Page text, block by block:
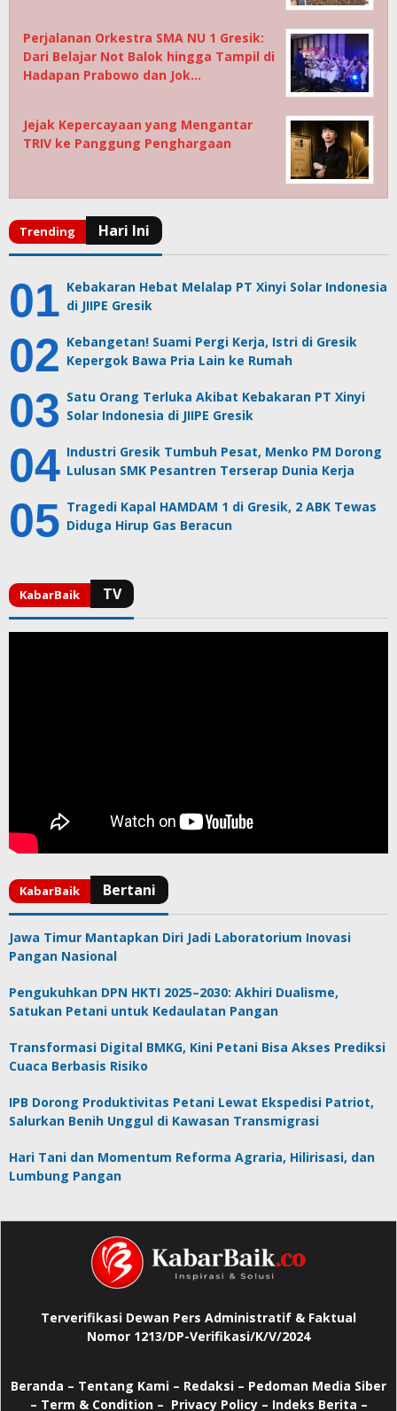
Perjalanan Orkestra SMA NU 1 Gresik:
Dari Belajar Not Balok hingga Tampil di
Hadapan Prabowo dan Jok…
Jejak Kepercayaan yang Mengantar
TRIV ke Panggung Penghargaan
Kebakaran Hebat Melalap PT Xinyi Solar Indonesia
di JIIPE Gresik
Kebangetan! Suami Pergi Kerja, Istri di Gresik
Kepergok Bawa Pria Lain ke Rumah
Satu Orang Terluka Akibat Kebakaran PT Xinyi
Solar Indonesia di JIIPE Gresik
Industri Gresik Tumbuh Pesat, Menko PM Dorong
Lulusan SMK Pesantren Terserap Dunia Kerja
Tragedi Kapal HAMDAM 1 di Gresik, 2 ABK Tewas
Diduga Hirup Gas Beracun
Jawa Timur Mantapkan Diri Jadi Laboratorium Inovasi
Pangan Nasional
Pengukuhkan DPN HKTI 2025–2030: Akhiri Dualisme,
Satukan Petani untuk Kedaulatan Pangan
Transformasi Digital BMKG, Kini Petani Bisa Akses Prediksi
Cuaca Berbasis Risiko
IPB Dorong Produktivitas Petani Lewat Ekspedisi Patriot,
Salurkan Benih Unggul di Kawasan Transmigrasi
Hari Tani dan Momentum Reforma Agraria, Hilirisasi, dan
Lumbung Pangan
Terverifikasi Dewan Pers Administratif & Faktual
Nomor 1213/DP-Verifikasi/K/V/2024
Beranda – Tentang Kami – Redaksi – Pedoman Media Siber
– Term & Condition – Privacy Policy– Indeks Berita –